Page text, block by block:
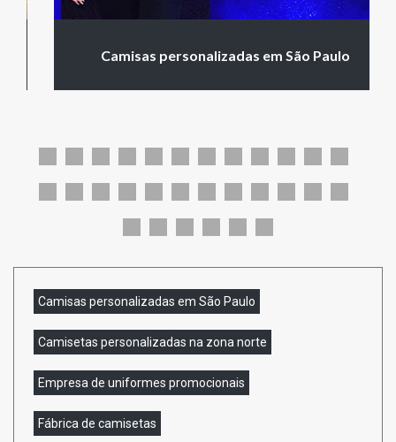
Camisas personalizadas em São Paulo
Camisas personalizadas em São Paulo
Camisetas personalizadas na zona norte
Empresa de uniformes promocionais
Fábrica de camisetas